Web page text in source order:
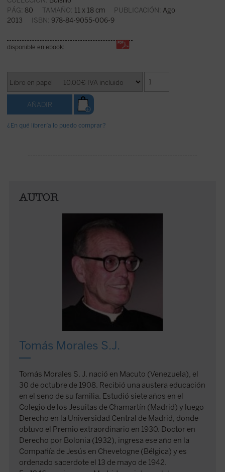
PÁG: 80 TAMAÑO: 11 x 18 cm PUBLICACIÓN: Ago
2013 ISBN: 978-84-9055-006-9
disponible en ebook:
¿En qué librería lo puedo comprar?
AUTOR
Tomás Morales S.J.
Tomás Morales S. J. nació en Macuto (Venezuela), el
30 de octubre de 1908. Recibió una austera educación
en el seno de su familia. Estudió siete años en el
Colegio de los Jesuitas de Chamartín (Madrid) y luego
Derecho en la Universidad Central de Madrid, donde
obtuvo el Premio extraordinario en 1930. Doctor en
Derecho por Bolonia (1932), ingresa ese año en la
Compañía de Jesús en Chevetogne (Bélgica) y es
ordenado sacerdote el 13 de mayo de 1942.